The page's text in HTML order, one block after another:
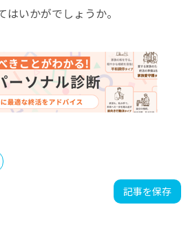
いかがでしょうか。
記事を保存